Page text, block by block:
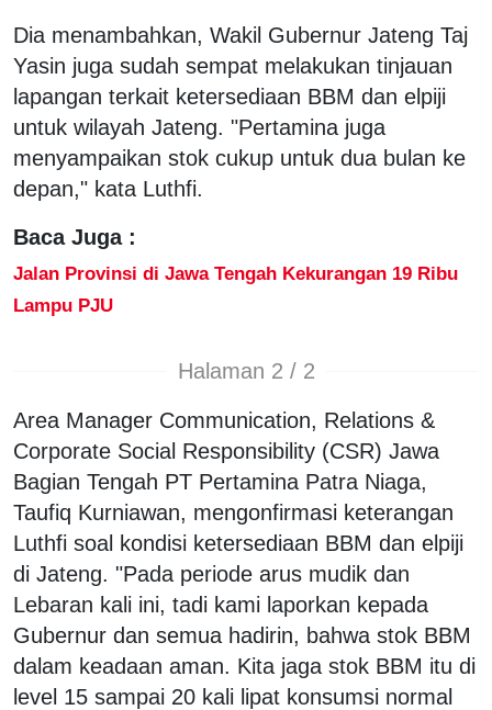
Dia menambahkan, Wakil Gubernur Jateng Taj
Yasin juga sudah sempat melakukan tinjauan
lapangan terkait ketersediaan BBM dan elpiji
untuk wilayah Jateng. "Pertamina juga
menyampaikan stok cukup untuk dua bulan ke
depan," kata Luthfi.
Baca Juga :
Jalan Provinsi di Jawa Tengah Kekurangan 19 Ribu
Lampu PJU
Halaman 2 / 2
Area Manager Communication, Relations &
Corporate Social Responsibility (CSR) Jawa
Bagian Tengah PT Pertamina Patra Niaga,
Taufiq Kurniawan, mengonfirmasi keterangan
Luthfi soal kondisi ketersediaan BBM dan elpiji
di Jateng. "Pada periode arus mudik dan
Lebaran kali ini, tadi kami laporkan kepada
Gubernur dan semua hadirin, bahwa stok BBM
dalam keadaan aman. Kita jaga stok BBM itu di
level 15 sampai 20 kali lipat konsumsi normal